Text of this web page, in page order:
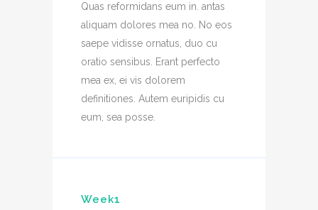
Quas reformidans eum in. antas
aliquam dolores mea no. No eos
saepe vidisse ornatus, duo cu
oratio sensibus. Erant perfecto
mea ex, ei vis dolorem
definitiones. Autem euripidis cu
eum, sea posse.
Week1